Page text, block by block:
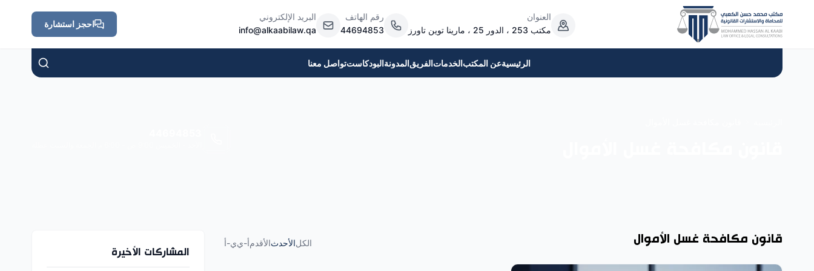
العنوان
مكتب 253 ، الدور 25 ، مارينا توين تاورز
رقم الهاتف
44694853
البريد الإلكتروني
info@alkaabilaw.qa
احجز استشارة
الرئيسيةعن المكتبالخدماتالفريقالمدونةالبودكاستتواصل معنا
قانون مكافحة غسل الأموال الكلالأحدثالأقدمأ-يي-أ
المشاركات الأخيرة